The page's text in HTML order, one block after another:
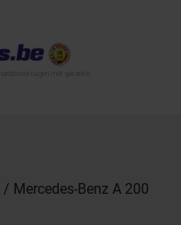
Mercedes-Benz A 200